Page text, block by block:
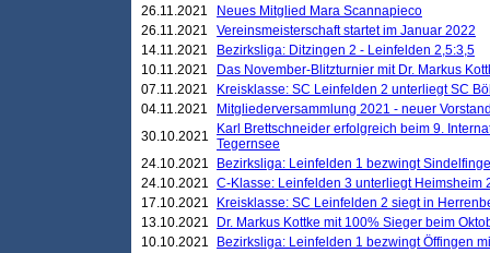
26.11.2021
Neues Mitglied Mara Scannapieco
26.11.2021
Vereinsmeisterschaft startet im Januar 2022
14.11.2021
Bezirksliga: Ditzingen 2 - Leinfelden 2,5:3,5
10.11.2021
Das November-Blitzturnier mit Dr. Markus
07.11.2021
Kreisklasse: SC Leinfelden 2 unterliegt SC
04.11.2021
Mitgliederversammlung 2021 - neuer
30.10.2021
Karl Brettschneider erfolgreich beim 9.
Tegernsee
24.10.2021
Bezirksliga: Leinfelden 1 bezwingt
24.10.2021 C-Klasse: Leinfelden 3 unterliegt Heimsheim
17.10.2021
Kreisklasse: SC Leinfelden 2 siegt in
13.10.2021
Dr. Markus Kottke mit 100% Sieger beim
10.10.2021
Bezirksliga: Leinfelden 1 bezwingt Öffingen